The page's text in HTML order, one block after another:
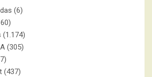
(6)
(1.174)
(305)
(437)